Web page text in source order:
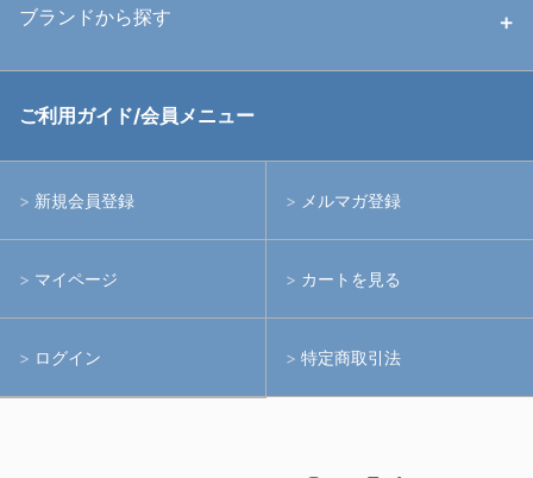
中古アームシステム
ハウジング
水中用品
ブランドから探す
RGBlue
イノン
フィッシュアイ
ご利用ガイド/会員メニュー
新規会員登録 メルマガ登録
マイページ カートを見る
ログイン 特定商取引法